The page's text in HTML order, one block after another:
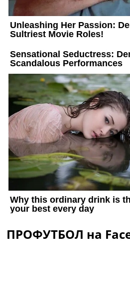
ПРОФУТБОЛ на